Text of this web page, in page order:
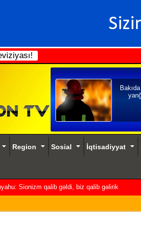
Region Sosial İqtisadiyyat
Sionizm qalib gəldi, biz qalib gəlirik